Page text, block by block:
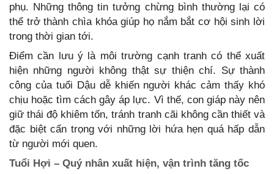
phụ. Những thông tin tưởng chừng bình thường lại có
thể trở thành chìa khóa giúp họ nắm bắt cơ hội sinh lời
trong thời gian tới.
Điểm cần lưu ý là môi trường cạnh tranh có thể xuất
hiện những người không thật sự thiện chí. Sự thành
công của tuổi Dậu dễ khiến người khác cảm thấy khó
chịu hoặc tìm cách gây áp lực. Vì thế, con giáp này nên
giữ thái độ khiêm tốn, tránh tranh cãi không cần thiết và
đặc biệt cẩn trọng với những lời hứa hẹn quá hấp dẫn
từ người mới quen.
Tuổi Hợi – Quý nhân xuất hiện, vận trình tăng tốc